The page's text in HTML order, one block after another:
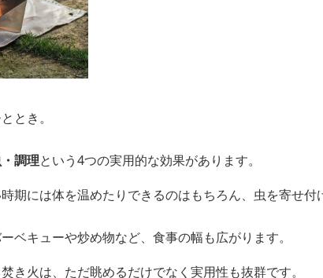
とき。
調理という4つの実用的な効果があります。
期には体を温めたりできるのはもちろん、虫を寄せ付
ベキューや炒め物など、食事の幅も広がります。
き火は、ただ眺めるだけでなく実用性も抜群です。